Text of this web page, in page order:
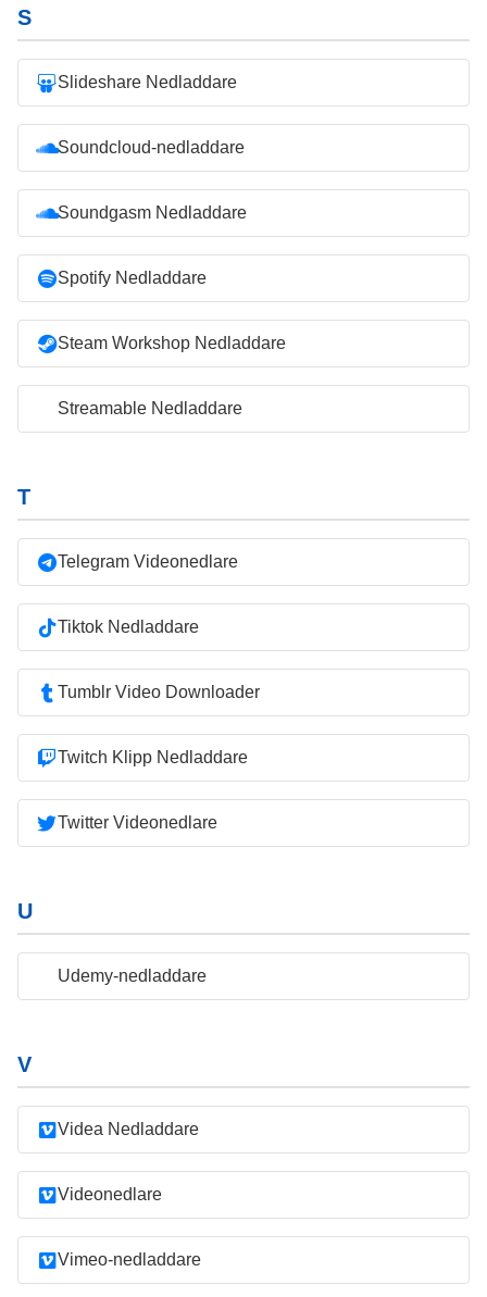
S
Slideshare Nedladdare
Soundcloud-nedladdare
Soundgasm Nedladdare
Spotify Nedladdare
Steam Workshop Nedladdare
Streamable Nedladdare
T
Telegram Videonedlare
Tiktok Nedladdare
Tumblr Video Downloader
Twitch Klipp Nedladdare
Twitter Videonedlare
U
Udemy-nedladdare
V
Videa Nedladdare
Videonedlare
Vimeo-nedladdare